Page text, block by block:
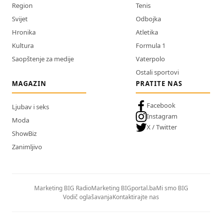
Region
Svijet
Hronika
Kultura
Saopštenje za medije
Tenis
Odbojka
Atletika
Formula 1
Vaterpolo
Ostali sportovi
MAGAZIN
Ljubav i seks
Moda
ShowBiz
Zanimljivo
PRATITE NAS
Facebook
Instagram
X / Twitter
Marketing BIG RadioMarketing BIGportal.baMi smo BIG
Vodič oglašavanjaKontaktirajte nas